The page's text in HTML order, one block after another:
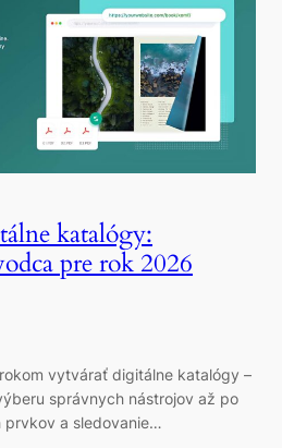
katalógy:
pre rok 2026
vytvárať digitálne katalógy –
správnych nástrojov až po
prvkov a sledovanie…